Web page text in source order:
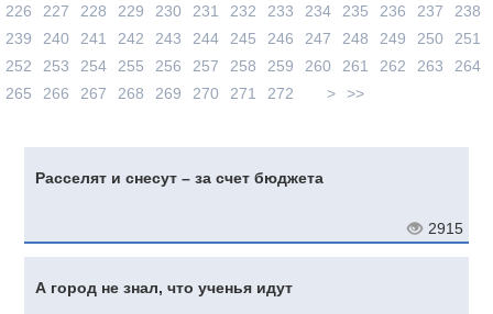
226
227 228 229 230 231 232 233 234 235 236 237
238
239
240 241 242 243 244 245 246 247 248 249 250
251
252
253 254 255 256 257 258 259 260 261 262 263
264
265
266 267 268 269 270 271 272 > >>
Расселят и снесут – за счет бюджета
2915
А город не знал, что ученья идут